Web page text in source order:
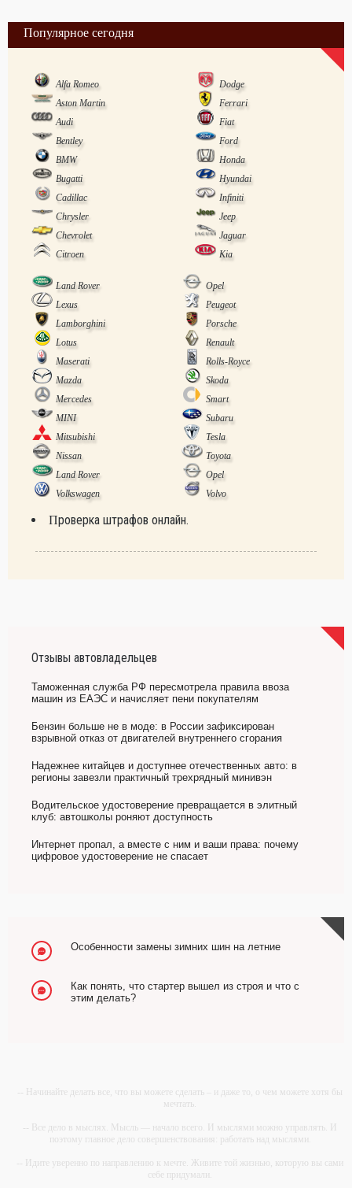
Популярное сегодня
Alfa Romeo
Dodge
Aston Martin
Ferrari
Audi
Fiat
Bentley
Ford
BMW
Honda
Bugatti
Hyundai
Cadillac
Infiniti
Chrysler
Jeep
Chevrolet
Jaguar
Citroen
Kia
Land Rover
Opel
Lexus
Peugeot
Lamborghini
Porsche
Lotus
Renault
Maserati
Rolls-Royce
Mazda
Skoda
Mercedes
Smart
MINI
Subaru
Mitsubishi
Tesla
Nissan
Toyota
Land Rover
Opel
Volkswagen
Volvo
Проверка штрафов онлайн.
Отзывы автовладельцев
Таможенная служба РФ пересмотрела правила ввоза
машин из ЕАЭС и начисляет пени покупателям
Бензин больше не в моде: в России зафиксирован
взрывной отказ от двигателей внутреннего сгорания
Надежнее китайцев и доступнее отечественных авто: в
регионы завезли практичный трехрядный минивэн
Водительское удостоверение превращается в элитный
клуб: автошколы роняют доступность
Интернет пропал, а вместе с ним и ваши права: почему
цифровое удостоверение не спасает
Особенности замены зимних шин на летние
Как понять, что стартер вышел из строя и что с
этим делать?
-- Начинайте делать все, что вы можете сделать – и даже то, о чем можете хотя бы
мечтать.
-- Все дело в мыслях. Мысль — начало всего. И мыслями можно управлять. И
поэтому главное дело совершенствования: работать над мыслями.
-- Идите уверенно по направлению к мечте. Живите той жизнью, которую вы сами
себе придумали.